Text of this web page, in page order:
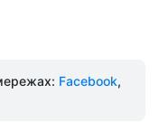
Facebook,